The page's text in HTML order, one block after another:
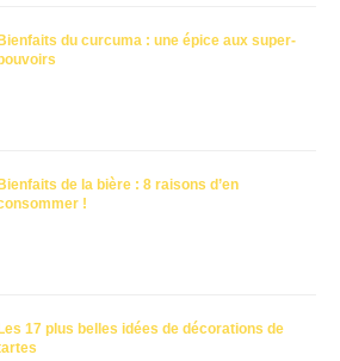
Bienfaits du curcuma : une épice aux super-
Bienfaits de la bière : 8 raisons d’en
!
Les 17 plus belles idées de décorations de